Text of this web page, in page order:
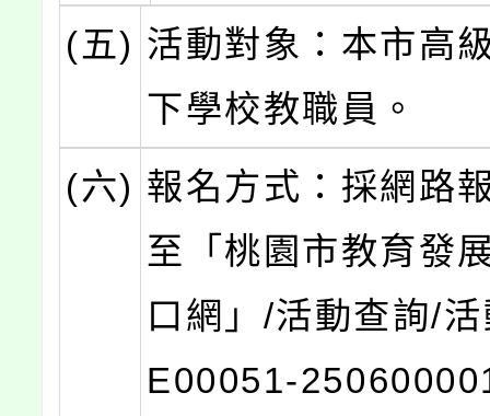
(五) 活動對象：本市高
下學校教職員。
(六) 報名方式：採網路
至「桃園市教育發
口網」/活動查詢/
E00051-